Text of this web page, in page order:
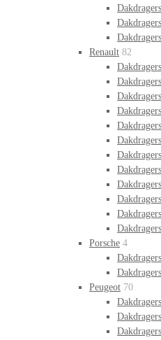
Renault 82
Porsche 4
Peugeot 70